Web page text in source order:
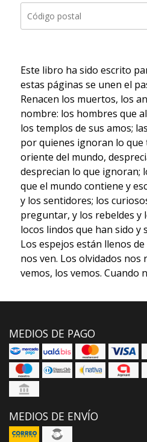
Este libro ha sido escrito
estas páginas se unen el
Renacen los muertos, los
nombre: los hombres que
los templos de sus amos;
por quienes ignoran lo que
oriente del mundo,
desprecian lo que ignoran;
que el mundo contiene y
y los sentidores; los
preguntar, y los rebeldes y
locos lindos que han sido y
Los espejos están llenos
nos ven. Los olvidados nos
vemos, los vemos. Cuando
MEDIOS DE PAGO
MEDIOS DE ENVÍO